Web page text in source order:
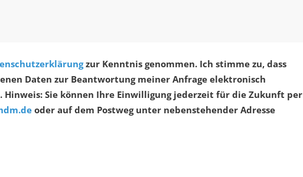
zur Kenntnis genommen. Ich stimme zu, dass
Daten zur Beantwortung meiner Anfrage elektronisch
Sie können Ihre Einwilligung jederzeit für die Zukunft per
oder auf dem Postweg unter nebenstehender Adresse